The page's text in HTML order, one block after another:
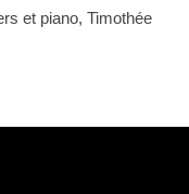
et piano, Timothée